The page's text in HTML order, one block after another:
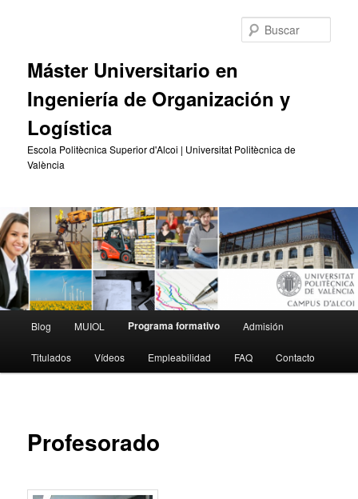
Máster Universitario en
Ingeniería de Organización y
Logística
Escola Politècnica Superior d'Alcoi | Universitat Politècnica de
València
principal
Blog MUIOL Programa formativo Admisión
Titulados Vídeos Empleabilidad FAQ Contacto
Profesorado